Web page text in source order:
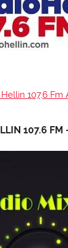
107,6 Fm
107.6 FM